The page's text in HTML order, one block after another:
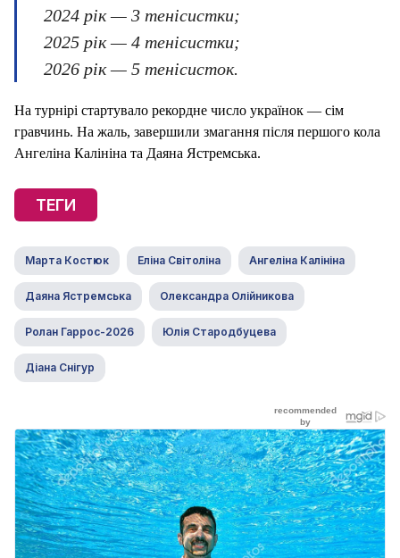
2024 рік — 3 тенісистки;
2025 рік — 4 тенісистки;
2026 рік — 5 тенісисток.
На турнірі стартувало рекордне число українок — сім
гравчинь. На жаль, завершили змагання після першого кола
Ангеліна Калініна та Даяна Ястремська.
ТЕГИ
Марта Костюк Еліна Світоліна Ангеліна Калініна
Даяна Ястремська Олександра Олійникова
Ролан Гаррос-2026 Юлія Стародбуцева
Діана Снігур